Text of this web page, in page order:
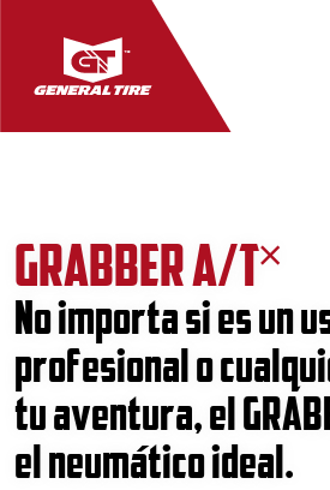
GRABBER A/T˟
No importa si es un
profesional o
tu aventura, el
el neumático ideal.